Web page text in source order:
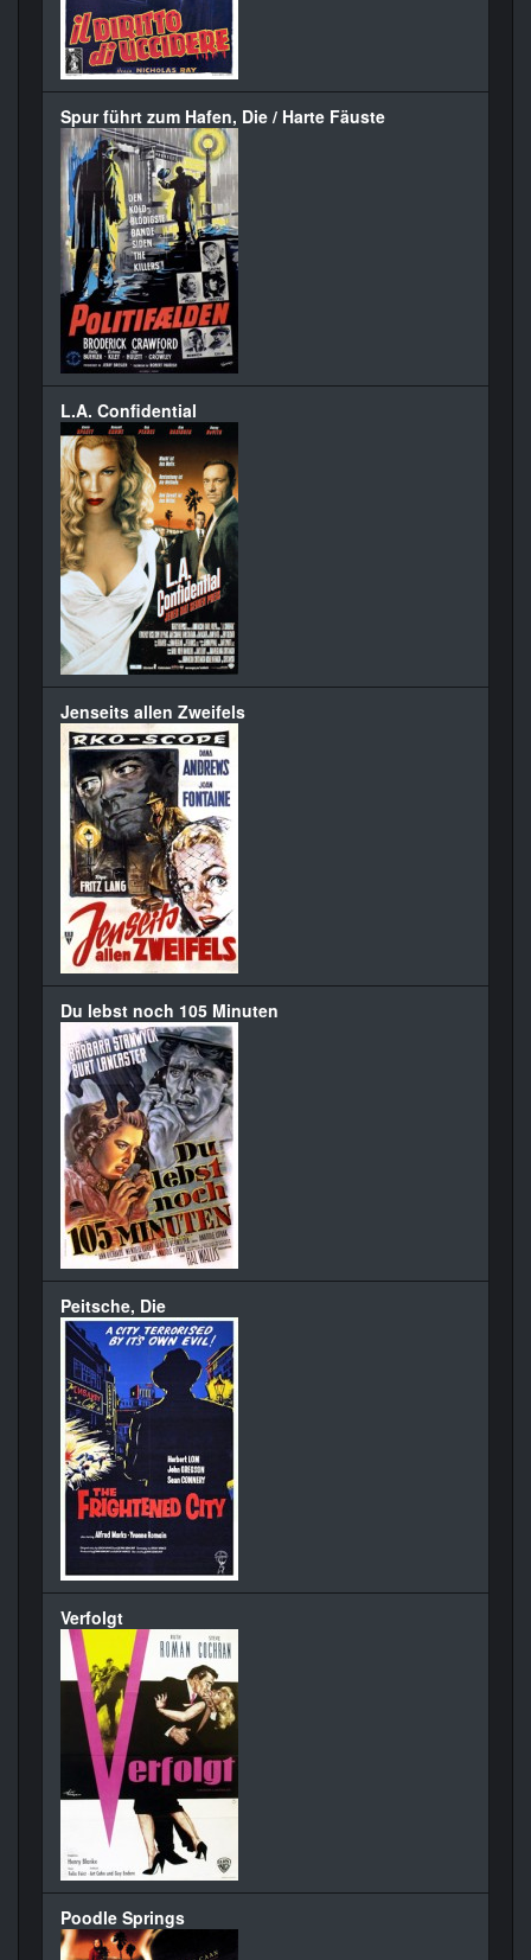
Spur führt zum Hafen, Die / Harte Fäuste
L.A. Confidential
Jenseits allen Zweifels
Du lebst noch 105 Minuten
Peitsche, Die
Verfolgt
Poodle Springs